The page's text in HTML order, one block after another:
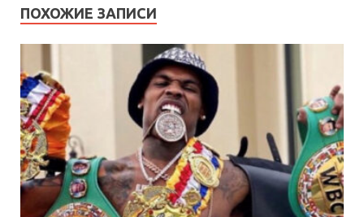
ПОХОЖИЕ ЗАПИСИ